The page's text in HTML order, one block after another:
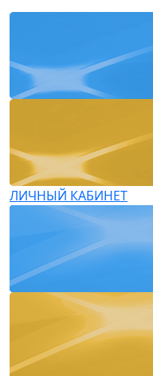
ЛИЧНЫЙ КАБИНЕТ